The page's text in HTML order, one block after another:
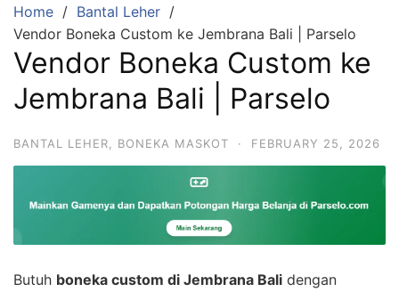
Home
Bantal Leher
Vendor Boneka Custom ke Jembrana Bali | Parselo
Vendor Boneka Custom ke
Jembrana Bali | Parselo
BANTAL LEHER BONEKA MASKOT · FEBRUARY 25, 2026
Butuh boneka custom di Jembrana Bali dengan